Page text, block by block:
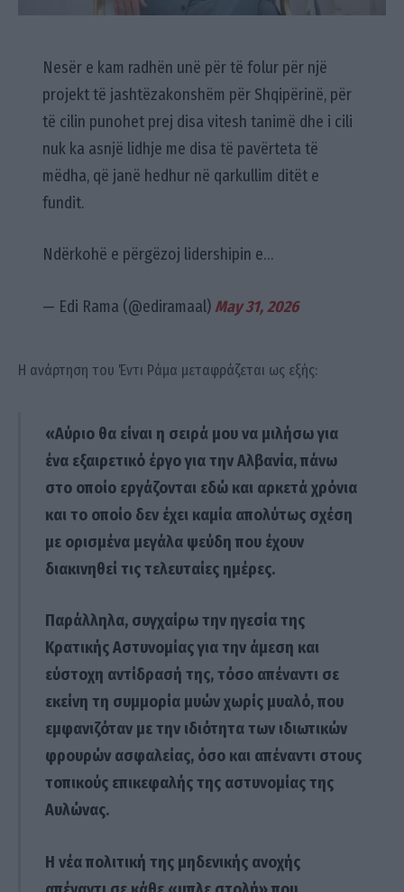
Nesër e kam radhën unë për të folur për një
projekt të jashtëzakonshëm për Shqipërinë, për
të cilin punohet prej disa vitesh tanimë dhe i cili
nuk ka asnjë lidhje me disa të pavërteta të
mëdha, që janë hedhur në qarkullim ditët e
fundit.
Ndërkohë e përgëzoj lidershipin e…
— Edi Rama (@ediramaal) May 31, 2026
Η ανάρτηση του Έντι Ράμα μεταφράζεται ως εξής:
«Αύριο θα είναι η σειρά μου να μιλήσω για
ένα εξαιρετικό έργο για την Αλβανία, πάνω
στο οποίο εργάζονται εδώ και αρκετά χρόνια
και το οποίο δεν έχει καμία απολύτως σχέση
με ορισμένα μεγάλα ψεύδη που έχουν
διακινηθεί τις τελευταίες ημέρες.
Παράλληλα, συγχαίρω την ηγεσία της
Κρατικής Αστυνομίας για την άμεση και
εύστοχη αντίδρασή της, τόσο απέναντι σε
εκείνη τη συμμορία μυών χωρίς μυαλό, που
εμφανιζόταν με την ιδιότητα των ιδιωτικών
φρουρών ασφαλείας, όσο και απέναντι στους
τοπικούς επικεφαλής της αστυνομίας της
Αυλώνας.
Η νέα πολιτική της μηδενικής ανοχής